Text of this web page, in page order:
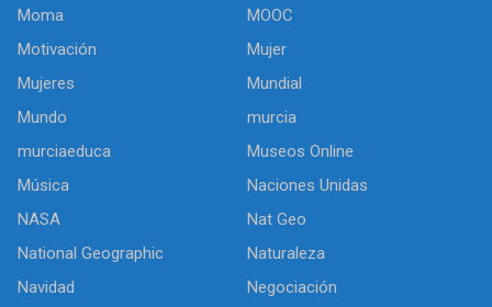
Moma
MOOC
Motivación
Mujer
Mujeres
Mundial
Mundo
murcia
murciaeduca
Museos Online
Música
Naciones Unidas
NASA
Nat Geo
National Geographic
Naturaleza
Navidad
Negociación